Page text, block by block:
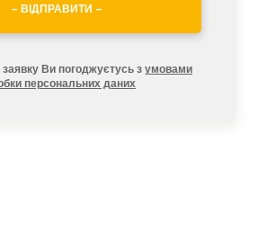
– ВІДПРАВИТИ –
Ви погоджуєтусь з умовами
персональних даних